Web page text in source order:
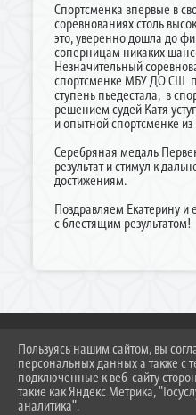
Спортсменка впервые в
соревнованиях столь
это, уверенно дошла до
соперницам никаких
Незначительный
спортсменке МБУ ДО СШ
ступень пьедестала, в
решением судей Катя
и опытной спортсменке из
Серебряная медаль
результат и стимул к
достижениям.
Поздравляем Екатерину и
с блестящим результатом!
2026 Г. DUSSH.TEMR23.RU
ВХОД
КАРТА САЙТА
Пользуясь нашим сайтом, вы
персональных данных а также с
подключенные к веб-сайту
такие как Яндекс Метрика,
аналитика".